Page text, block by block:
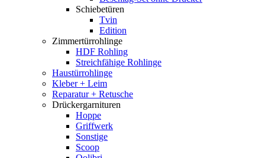
Schiebetüren
Tvin
Edition
Zimmertürrohlinge
HDF Rohling
Streichfähige Rohlinge
Haustürrohlinge
Kleber + Leim
Reparatur + Retusche
Drückergarnituren
Hoppe
Griffwerk
Sonstige
Scoop